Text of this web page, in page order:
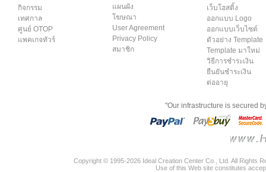
กิจกรรม
เทศกาล
ศูนย์ OTOP
แพคเกจทัวร์
แผนผัง
โฆษณา
User Agreement
Privacy Policy
สมาชิก
เว็บโฮสติ้ง
ออกแบบ Logo
ออกแบบเว็บไซต์
ตัวอย่าง Template
Template มาใหม่
วิธีการชำระเงิน
ยืนยันชำระเงิน
ต่ออายุ
"Our infrastructure is secured
Copyright © 1995-2026 Ideal Creation Center Co., Ltd. All Rights
Use of this Web site constitutes